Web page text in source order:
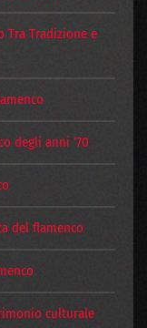
Tra Tradizione e
degli anni ‘70
del flamenco
culturale